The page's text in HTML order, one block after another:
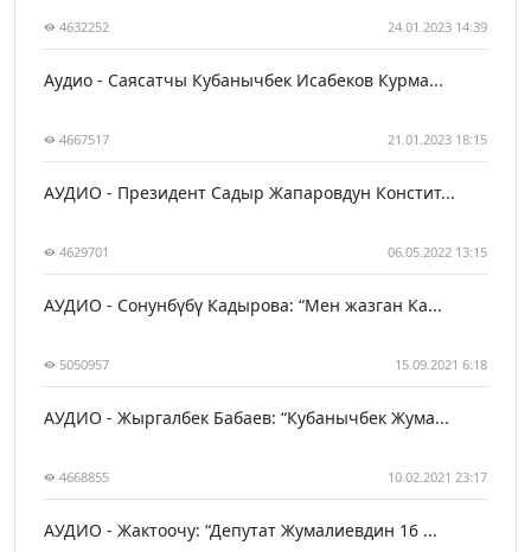
4632252 24.01.2023 14:39
Аудио - Саясатчы Кубанычбек Исабеков Курма...
4667517 21.01.2023 18:15
АУДИО - Президент Садыр Жапаровдун Констит...
4629701 06.05.2022 13:15
АУДИО - Сонунбүбү Кадырова: “Мен жазган Ка...
5050957 15.09.2021 6:18
АУДИО - Жыргалбек Бабаев: “Кубанычбек Жума...
4668855 10.02.2021 23:17
АУДИО - Жактоочу: “Депутат Жумалиевдин 16 ...